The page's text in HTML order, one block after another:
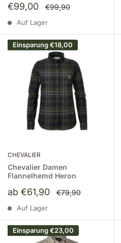
Sonderpreis
€99,00 Normalpreis
€99,90
Auf Lager
Einsparung€18,00
CHEVALIER
Chevalier Damen
Flannelhemd Heron
Sonderpreis
ab €61,90 Normalpreis
€79,90
Auf Lager
Einsparung€23,00